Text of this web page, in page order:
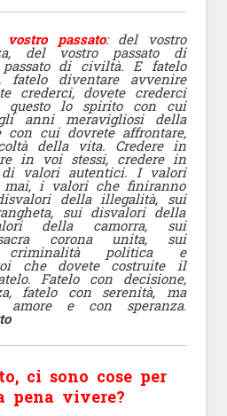
passato: del vostro
del vostro passato di
di civiltà. E fatelo
fatelo diventare avvenire
crederci, dovete crederci
questo lo spirito con cui
anni meravigliosi della
con cui dovrete affrontare,
della vita. Credere in
in voi stessi, credere in
di valori autentici. I valori
mai, i valori che finiranno
della illegalità, sui
sui disvalori della
della camorra, sui
corona unita, sui
politica e
che dovete costruite il
Fatelo con decisione,
fatelo con serenità, ma
amore e con speranza.
ci sono cose per
pena vivere?